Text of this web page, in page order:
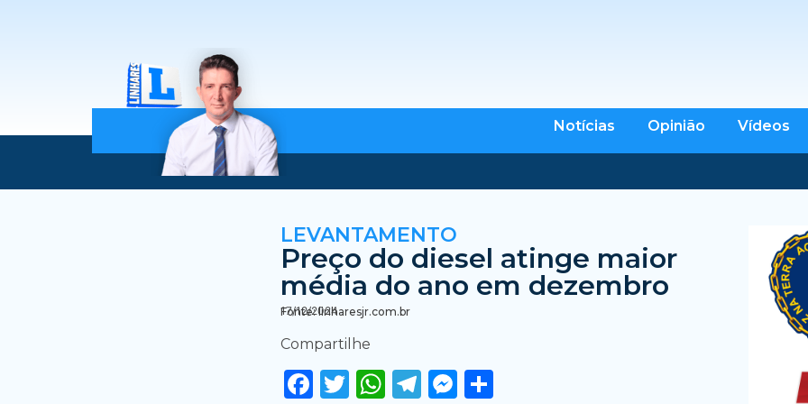
Notícias Opinião Vídeos
LEVANTAMENTO
Preço do diesel atinge maior
média do ano em dezembro
Fonte: linharesjr.com.br
17/12/2024
Compartilhe
Facebook
Twitter
WhatsApp
Telegram
Messenger